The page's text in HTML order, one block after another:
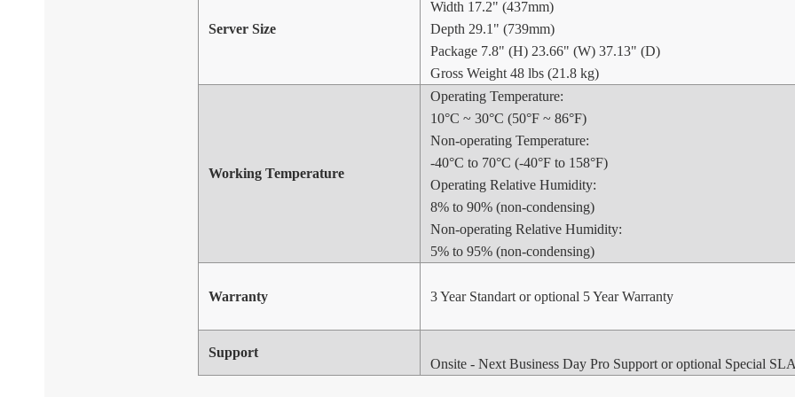
Server Size
Width 17.2" (437mm)
Depth 29.1" (739mm)
Package 7.8" (H) 23.66" (W) 37.13" (D)
Gross Weight 48 lbs (21.8 kg)
Working Temperature
Operating Temperature:
10°C ~ 30°C (50°F ~ 86°F)
Non-operating Temperature:
-40°C to 70°C (-40°F to 158°F)
Operating Relative Humidity:
8% to 90% (non-condensing)
Non-operating Relative Humidity:
5% to 95% (non-condensing)
Warranty 3 Year Standart or optional 5 Year Warranty
Support
Onsite - Next Business Day Pro Support or optional Special